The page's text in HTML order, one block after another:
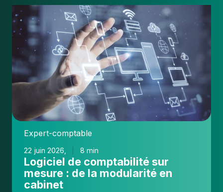
clés
pour
le
résoudre !
Logiciel
de
comptabilité
sur
mesure
:
de
modularité
en
cabinet
Expert-comptable
22 juin 2026, 8 min
Logiciel de comptabilité sur
mesure : de la modularité en
cabinet